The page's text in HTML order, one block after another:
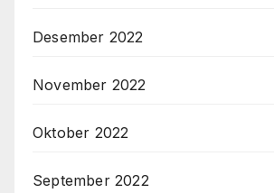
Desember 2022
November 2022
Oktober 2022
September 2022